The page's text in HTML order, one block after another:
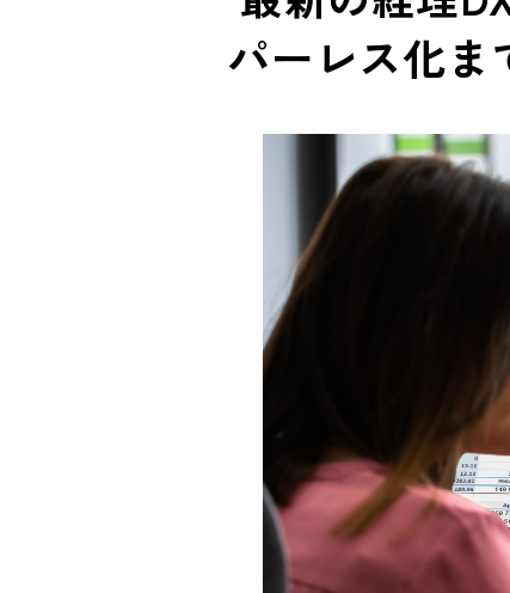
パーレス化ま